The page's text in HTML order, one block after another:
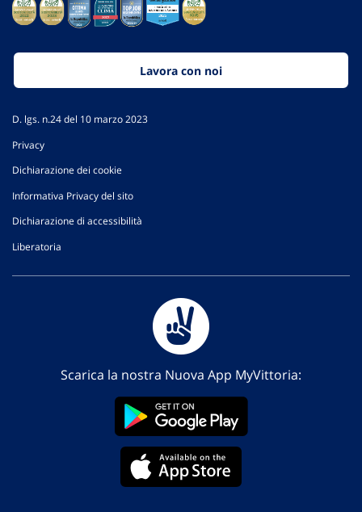
Lavora con noi
D. lgs. n.24 del 10 marzo 2023
Privacy
Dichiarazione dei cookie
Informativa Privacy del sito
Dichiarazione di accessibilità
Liberatoria
Scarica la nostra Nuova App MyVittoria: